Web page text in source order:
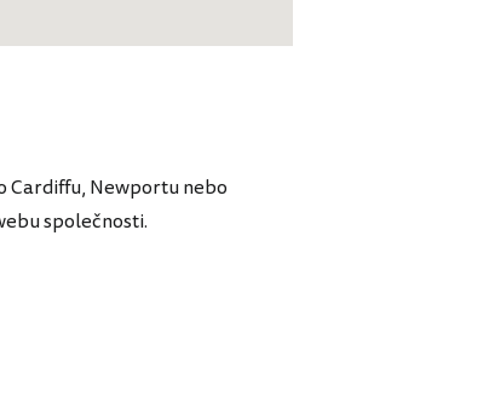
Cardiffu, Newportu nebo
společnosti.